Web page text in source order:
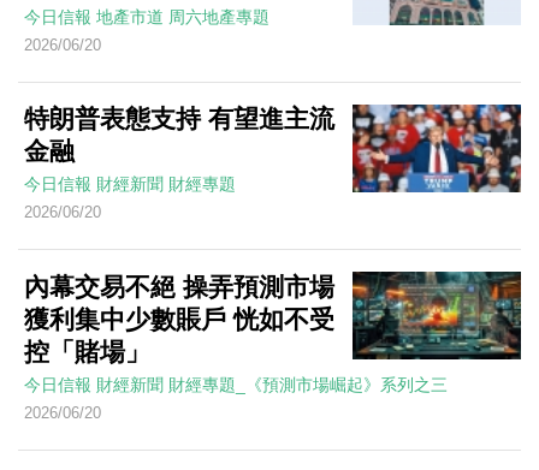
今日信報 地產市道 周六地產專題
2026/06/20
特朗普表態支持 有望進主流
金融
今日信報 財經新聞 財經專題
2026/06/20
內幕交易不絕 操弄預測市場
獲利集中少數賬戶 恍如不受
控「賭場」
今日信報 財經新聞 財經專題_《預測市場崛起》系列之三
2026/06/20